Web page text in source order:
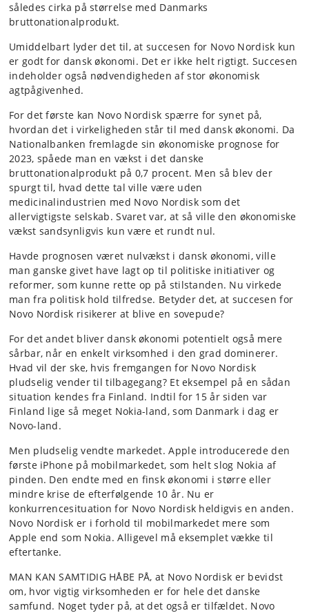
således cirka på størrelse med Danmarks
bruttonationalprodukt.
Umiddelbart lyder det til, at succesen for Novo Nordisk kun
er godt for dansk økonomi. Det er ikke helt rigtigt. Succesen
indeholder også nødvendigheden af stor økonomisk
agtpågivenhed.
For det første kan Novo Nordisk spærre for synet på,
hvordan det i virkeligheden står til med dansk økonomi. Da
Nationalbanken fremlagde sin økonomiske prognose for
2023, spåede man en vækst i det danske
bruttonationalprodukt på 0,7 procent. Men så blev der
spurgt til, hvad dette tal ville være uden
medicinalindustrien med Novo Nordisk som det
allervigtigste selskab. Svaret var, at så ville den økonomiske
vækst sandsynligvis kun være et rundt nul.
Havde prognosen været nulvækst i dansk økonomi, ville
man ganske givet have lagt op til politiske initiativer og
reformer, som kunne rette op på stilstanden. Nu virkede
man fra politisk hold tilfredse. Betyder det, at succesen for
Novo Nordisk risikerer at blive en sovepude?
For det andet bliver dansk økonomi potentielt også mere
sårbar, når en enkelt virksomhed i den grad dominerer.
Hvad vil der ske, hvis fremgangen for Novo Nordisk
pludselig vender til tilbagegang? Et eksempel på en sådan
situation kendes fra Finland. Indtil for 15 år siden var
Finland lige så meget Nokia-land, som Danmark i dag er
Novo-land.
Men pludselig vendte markedet. Apple introducerede den
første iPhone på mobilmarkedet, som helt slog Nokia af
pinden. Den endte med en finsk økonomi i større eller
mindre krise de efterfølgende 10 år. Nu er
konkurrencesituation for Novo Nordisk heldigvis en anden.
Novo Nordisk er i forhold til mobilmarkedet mere som
Apple end som Nokia. Alligevel må eksemplet vække til
eftertanke.
MAN KAN SAMTIDIG HÅBE PÅ, at Novo Nordisk er bevidst
om, hvor vigtig virksomheden er for hele det danske
samfund. Noget tyder på, at det også er tilfældet. Novo